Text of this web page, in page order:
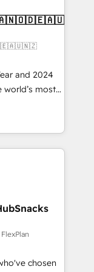
and 2024
world’s most
and NAM,
and
automation,
built through
chosen